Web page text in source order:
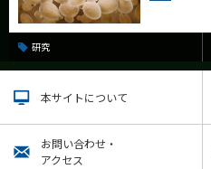
研究
本サイトについて
お問い合わせ・
アクセス